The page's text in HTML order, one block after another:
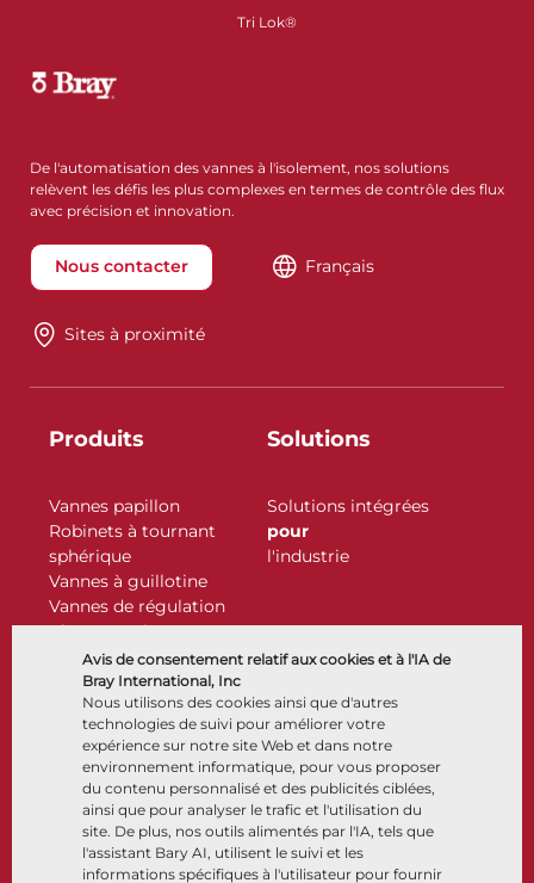
Avis de consentement relatif aux cookies et à l'IA de
Bray International, Inc
Nous utilisons des cookies ainsi que d'autres
technologies de suivi pour améliorer votre
expérience sur notre site Web et dans notre
environnement informatique, pour vous proposer
du contenu personnalisé et des publicités ciblées,
ainsi que pour analyser le trafic et l'utilisation du
site. De plus, nos outils alimentés par l'IA, tels que
l'assistant Bary AI, utilisent le suivi et les
informations spécifiques à l'utilisateur pour fournir
Tri Lok®
De l'automatisation des vannes à l'isolement, nos solutions
relèvent les défis les plus complexes en termes de contrôle des flux
avec précision et innovation.
Nous contacter Français
Sites à proximité
Produits
Vannes papillon
Robinets à tournant
sphérique
Vannes à guillotine
Vannes de régulation
Clapets antiretour
Actionneurs
Accessoires de contrôle
Cryogénique
Solutions
Solutions intégrées
pour
l'industrie
Entreprise
À propos
Sites
Partenariats
Développement durable
Ressources
Documents
Centre de connaissance
Logiciels
Sélection de matériaux